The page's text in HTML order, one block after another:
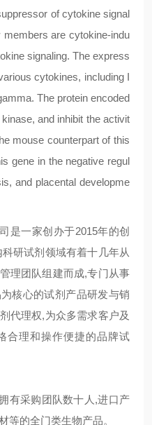
of cytokine signal
are cytokine-indu
signaling. The express
cytokines, including I
The protein encoded
and inhibit the activit
mouse counterpart of this
gene in the negative regul
and placental developme
是一家创办于2015年的创
研试剂领域有着十几年从
理团队组建而成,专门从事
核心的试剂产品研发与销
代理权,为众多需求客户及
合理和操作便捷的品牌试
有采购团队数十人,进口产
等的全门类生物产品。